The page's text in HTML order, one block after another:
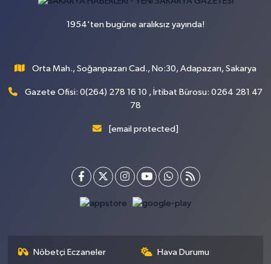
1954'ten bugüne aralıksız yayında!
Orta Mah., Soğanpazarı Cad., No:30, Adapazarı, Sakarya
Gazete Ofisi: 0(264) 278 16 10 , İrtibat Bürosu: 0264 281 47
78
[email protected]
Nöbetçi Eczaneler Hava Durumu